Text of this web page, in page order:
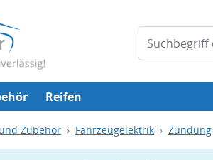
Reifen
Zubehör Fahrzeugelektrik Zündung